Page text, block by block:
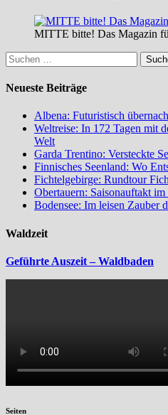
MITTE bitte! Das Magazin
Suchen
nach:
Neueste Beiträge
Albena: Futuristisch
Weltreise: In 172 Tagen mit
Welt
Garda Trentino: Versteckte
Finnisches Seenland: Wo
Fichtelgebirge: Rundtour
Obertauern: Saisonauftakt im
Bodensee: Im leisen Zauber
Waldzeit
Geführte Auszeit – Waldbaden
Seiten